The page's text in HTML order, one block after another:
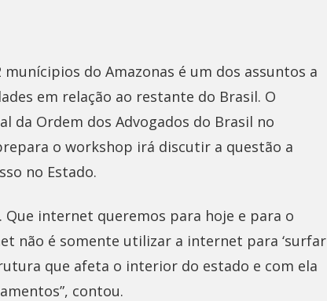
do Amazonas é um dos assuntos a
em relação ao restante do Brasil. O
da Ordem dos Advogados do Brasil no
o workshop irá discutir a questão a
no Estado.
Que internet queremos para hoje e para o
não é somente utilizar a internet para ‘surfar
que afeta o interior do estado e com ela
contou.